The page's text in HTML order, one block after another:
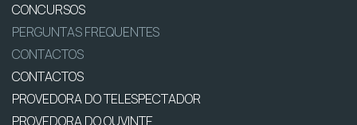
CONCURSOS
PERGUNTAS FREQUENTES
CONTACTOS
CONTACTOS
PROVEDORA DO TELESPECTADOR
PROVEDORA DO OUVINTE